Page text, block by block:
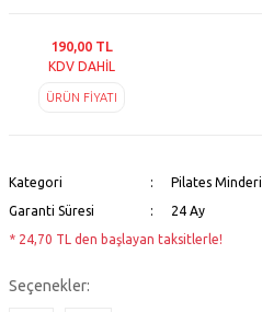
190,00 TL
KDV DAHİL
ÜRÜN FİYATI
Kategori
Pilates Minderi
Garanti Süresi
24 Ay
* 24,70 TL den başlayan taksitlerle!
Seçenekler: